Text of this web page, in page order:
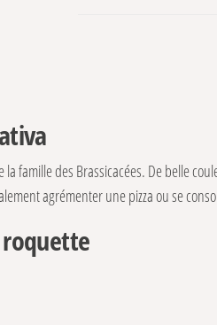
famille des Brassicacées. De belle
agrémenter une pizza ou se
roquette